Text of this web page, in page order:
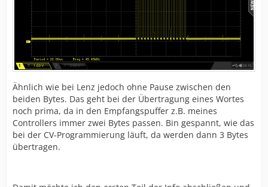
Ähnlich wie bei Lenz jedoch ohne Pause zwischen den
beiden Bytes. Das geht bei der Übertragung eines Wortes
noch prima, da in den Empfangspuffer z.B. meines
Controllers immer zwei Bytes passen. Bin gespannt, wie das
bei der CV-Programmierung läuft, da werden dann 3 Bytes
übertragen.